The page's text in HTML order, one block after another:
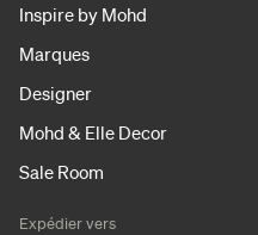
Inspire by Mohd
Marques
Designer
Mohd & Elle Decor
Sale Room
Expédier vers